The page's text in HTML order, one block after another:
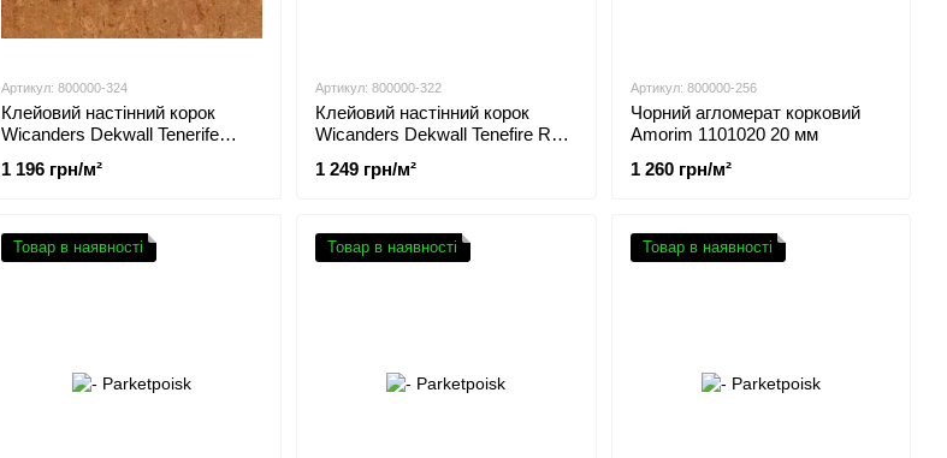
Артикул: 800000-324
Клейовий настінний корок
Wicanders Dekwall Tenerife
1 196 грн/м²
Артикул: 800000-322
Клейовий настінний корок
Wicanders Dekwall Tenefire Red
1 249 грн/м²
Артикул: 800000-256
Чорний агломерат корковий
Amorim 1101020 20 мм
1 260 грн/м²
Товар в наявності Товар в наявності Товар в наявності